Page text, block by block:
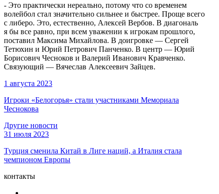
- Это практически нереально, потому что со временем
волейбол стал значительно сильнее и быстрее. Проще всего
с либеро. Это, естественно, Алексей Вербов. В диагональ
я бы все равно, при всем уважении к игрокам прошлого,
поставил Максима Михайлова. В доигровке — Сергей
Тетюхин и Юрий Петрович Панченко. В центр — Юрий
Борисович Чесноков и Валерий Иванович Кравченко.
Связующий — Вячеслав Алексеевич Зайцев.
1 августа 2023
Игроки «Белогорья» стали участниками Мемориала
Чеснокова
Другие новости
31 июля 2023
Турция сменила Китай в Лиге наций, а Италия стала
чемпионом Европы
контакты